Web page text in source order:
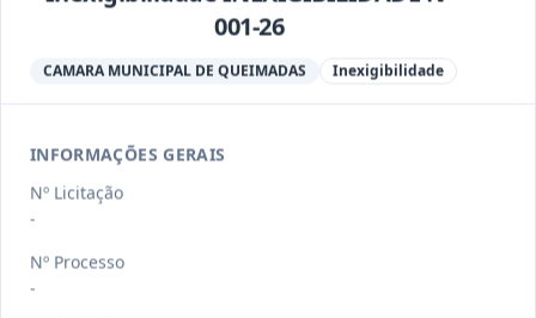
Dispensa
Dispensa DISPENSA Nº 008-26
Pregão
Eletrônico
001-26
CAMARA MUNICIPAL DE QUEIMADAS Inexigibilidade
INFORMAÇÕES GERAIS
Nº Licitação
-
Nº Processo
-